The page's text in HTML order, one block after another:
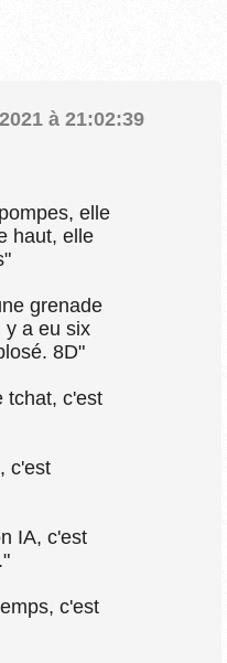
à 21:02:39
elle
haut, elle
grenade
y a eu six
8D"
tchat, c'est
c'est
IA, c'est
c'est